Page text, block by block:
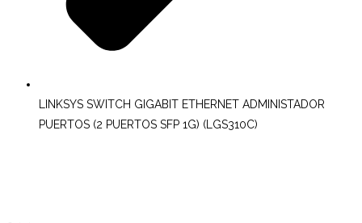
LINKSYS SWITCH GIGABIT ETHERNET ADMINISTADOR
PUERTOS (2 PUERTOS SFP 1G) (LGS310C)